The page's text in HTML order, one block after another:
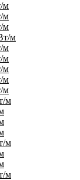
м
м
м
м
м
м
м
м
м
м
м
м